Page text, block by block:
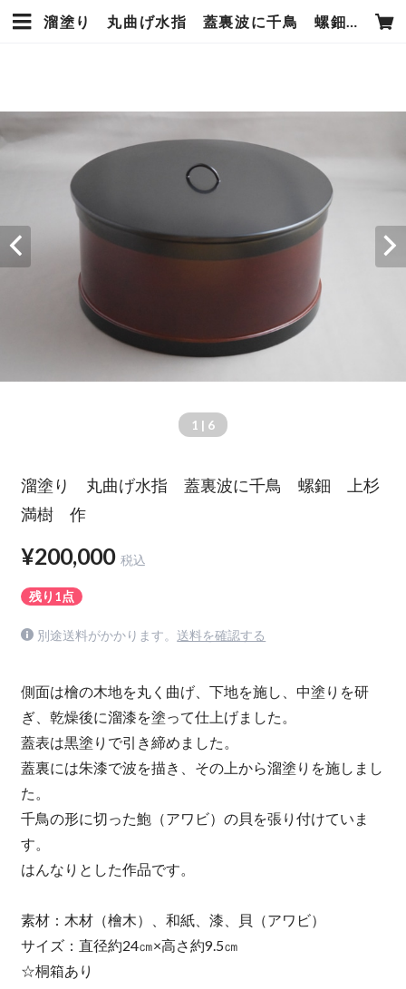
溜塗り 丸曲げ水指 蓋裏波に千鳥 螺鈿 上杉満樹 作 | 上杉満樹工房
1 | 6
溜塗り 丸曲げ水指 蓋裏波に千鳥 螺鈿 上杉
満樹 作
¥200,000 税込
残り1点
別途送料がかかります。 送料を確認する
側面は檜の木地を丸く曲げ、下地を施し、中塗りを研
ぎ、乾燥後に溜漆を塗って仕上げました。
蓋表は黒塗りで引き締めました。
蓋裏には朱漆で波を描き、その上から溜塗りを施しまし
た。
千鳥の形に切った鮑（アワビ）の貝を張り付けていま
す。
はんなりとした作品です。
素材：木材（檜木）、和紙、漆、貝（アワビ）
サイズ：直径約24㎝×高さ約9.5㎝
☆桐箱あり